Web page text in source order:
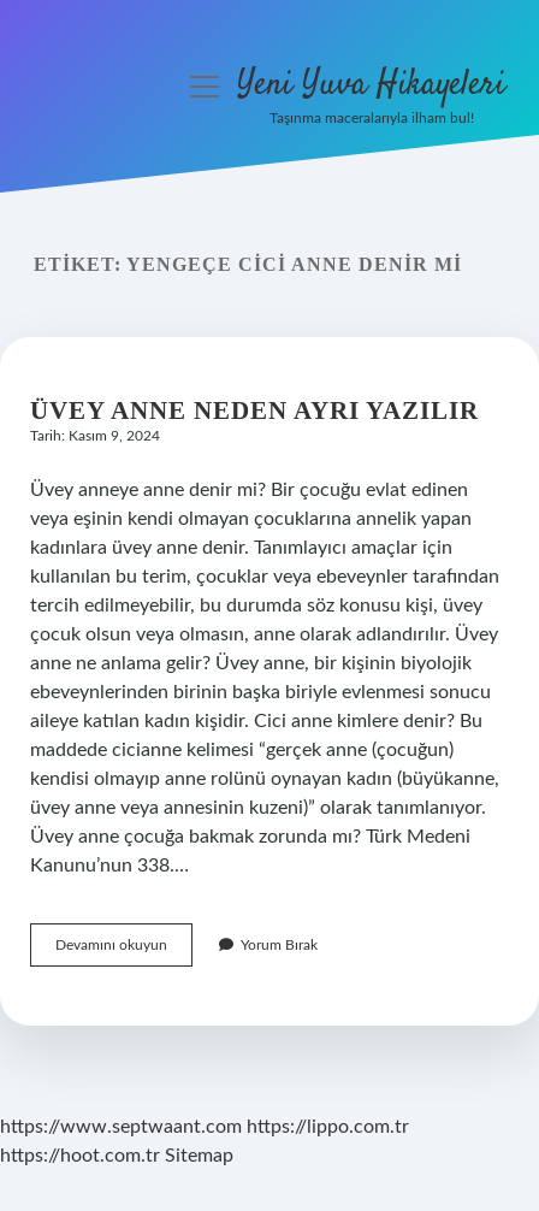
Yasal Uyarı
menüyüYeni Yuva Hikayeleri
Taşınma maceralarıyla ilham bul!
ETIKET: YENGEÇE CICI ANNE DENIR MI
ÜVEY ANNE NEDEN AYRI YAZILIR
Tarih: Kasım 9, 2024
Üvey anneye anne denir mi? Bir çocuğu evlat edinen
veya eşinin kendi olmayan çocuklarına annelik yapan
kadınlara üvey anne denir. Tanımlayıcı amaçlar için
kullanılan bu terim, çocuklar veya ebeveynler tarafından
tercih edilmeyebilir, bu durumda söz konusu kişi, üvey
çocuk olsun veya olmasın, anne olarak adlandırılır. Üvey
anne ne anlama gelir? Üvey anne, bir kişinin biyolojik
ebeveynlerinden birinin başka biriyle evlenmesi sonucu
aileye katılan kadın kişidir. Cici anne kimlere denir? Bu
maddede cicianne kelimesi “gerçek anne (çocuğun)
kendisi olmayıp anne rolünü oynayan kadın (büyükanne,
üvey anne veya annesinin kuzeni)” olarak tanımlanıyor.
Üvey anne çocuğa bakmak zorunda mı? Türk Medeni
Kanunu’nun 338.…
Devamını okuyun
Anne
Yazılır
Yorum Bırak
https://www.septwaant.com https://lippo.com.tr
https://hoot.com.tr Sitemap